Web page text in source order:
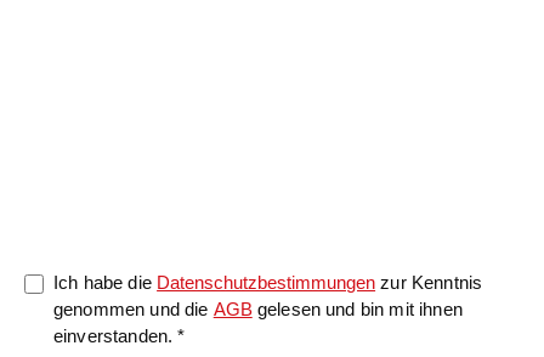
Ich habe die Datenschutzbestimmungen zur Kenntnis
genommen und die AGBgelesen und bin mit ihnen
einverstanden. *